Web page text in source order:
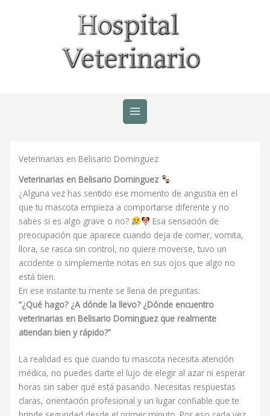
Veterinarias en Belisario Dominguez
Veterinarias en Belisario Dominguez
¿Alguna vez has sentido ese momento de angustia en el
que tu mascota empieza a comportarse diferente y no
sabes si es algo grave o no?
Esa sensación de
preocupación que aparece cuando deja de comer, vomita,
llora, se rasca sin control, no quiere moverse, tuvo un
accidente o simplemente notas en sus ojos que algo no
está bien.
En ese instante tu mente se llena de preguntas:
“¿Qué hago? ¿A dónde la llevo? ¿Dónde encuentro
veterinarias en Belisario Dominguez que realmente
atiendan bien y rápido?”
La realidad es que cuando tu mascota necesita atención
médica, no puedes darte el lujo de elegir al azar ni esperar
horas sin saber qué está pasando. Necesitas respuestas
claras, orientación profesional y un lugar confiable que te